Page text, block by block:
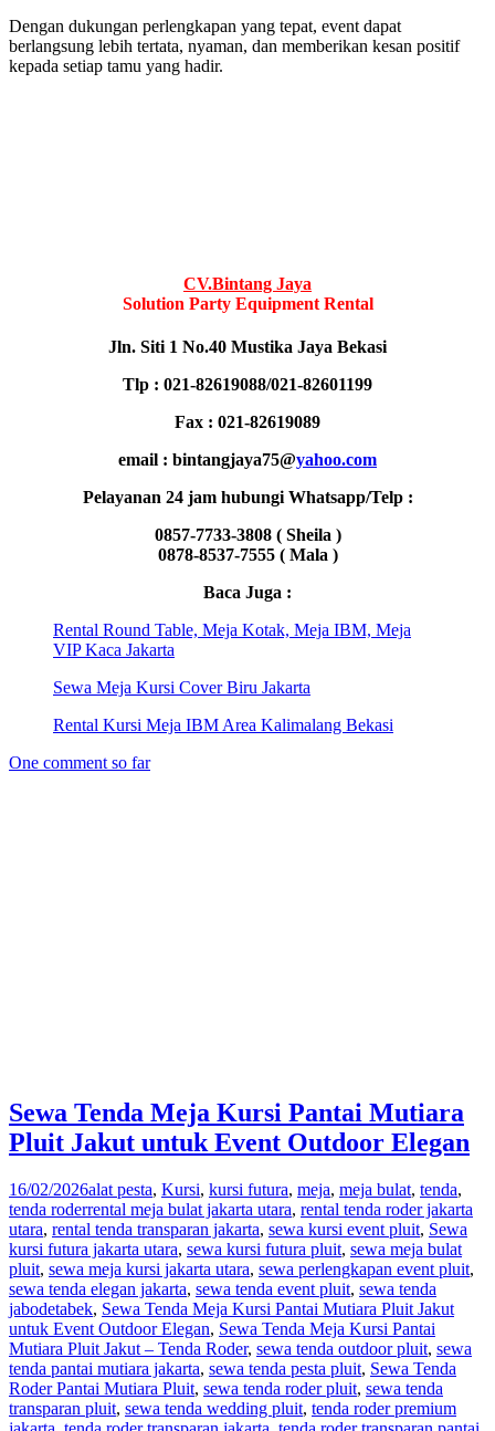
Dengan dukungan perlengkapan yang tepat, event dapat
berlangsung lebih tertata, nyaman, dan memberikan kesan positif
kepada setiap tamu yang hadir.
CV.Bintang Jaya
Solution Party Equipment Rental
Jln. Siti 1 No.40 Mustika Jaya Bekasi
Tlp : 021-82619088/021-82601199
Fax : 021-82619089
email : bintangjaya75@yahoo.com
Pelayanan 24 jam hubungi Whatsapp/Telp :
0857-7733-3808 ( Sheila )
0878-8537-7555 ( Mala )
Baca Juga :
Rental Round Table, Meja Kotak, Meja IBM, Meja
VIP Kaca Jakarta
Sewa Meja Kursi Cover Biru Jakarta
Rental Kursi Meja IBM Area Kalimalang Bekasi
One comment so far
Sewa Tenda Meja Kursi Pantai Mutiara
Pluit Jakut untuk Event Outdoor Elegan
16/02/2026alat pesta, Kursi, kursi futura, meja, meja bulat, tenda,
tenda roderrental meja bulat jakarta utara, rental tenda roder jakarta
utara, rental tenda transparan jakarta, sewa kursi event pluit, Sewa
kursi futura jakarta utara, sewa kursi futura pluit, sewa meja bulat
pluit, sewa meja kursi jakarta utara, sewa perlengkapan event pluit,
sewa tenda elegan jakarta, sewa tenda event pluit, sewa tenda
jabodetabek, Sewa Tenda Meja Kursi Pantai Mutiara Pluit Jakut
untuk Event Outdoor Elegan, Sewa Tenda Meja Kursi Pantai
Mutiara Pluit Jakut – Tenda Roder, sewa tenda outdoor pluit, sewa
tenda pantai mutiara jakarta, sewa tenda pesta pluit, Sewa Tenda
Roder Pantai Mutiara Pluit, sewa tenda roder pluit, sewa tenda
transparan pluit, sewa tenda wedding pluit, tenda roder premium